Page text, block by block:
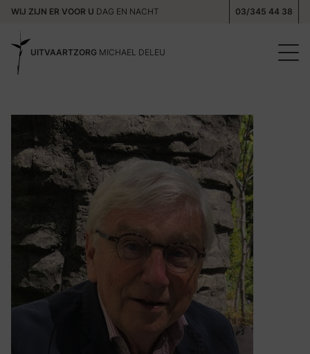
WIJ ZIJN ER VOOR U DAG EN NACHT 03/345 44 38
UITVAARTZORG MICHAEL DELEU